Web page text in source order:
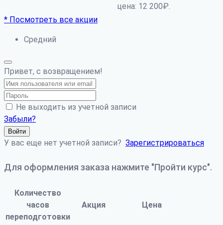
цена: 12 200₽.
* Посмотреть все акции
Средний
Привет, с возвращением!
Не выходить из учетной записи
Забыли?
Войти
У вас еще нет учетной записи? Зарегистрироваться
Для оформления заказа нажмите "Пройти курс".
Количество
часов
переподготовки
Акция Цена